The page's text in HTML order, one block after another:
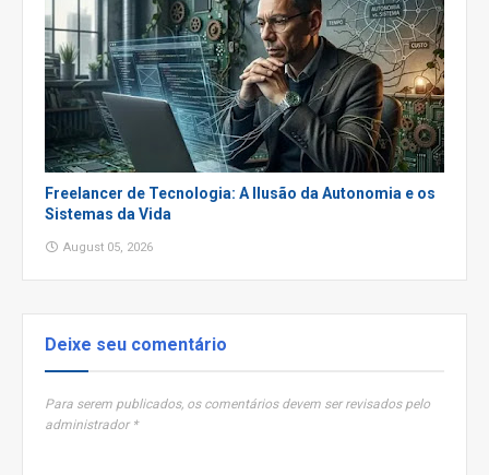
Freelancer de Tecnologia: A Ilusão da Autonomia e os
Sistemas da Vida
August 05, 2026
Deixe seu comentário
Para serem publicados, os comentários devem ser revisados pelo
administrador *